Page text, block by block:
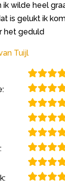
wilde heel
is gelukt ik
het geduld
Tuijl